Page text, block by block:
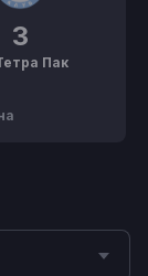
3
Пак